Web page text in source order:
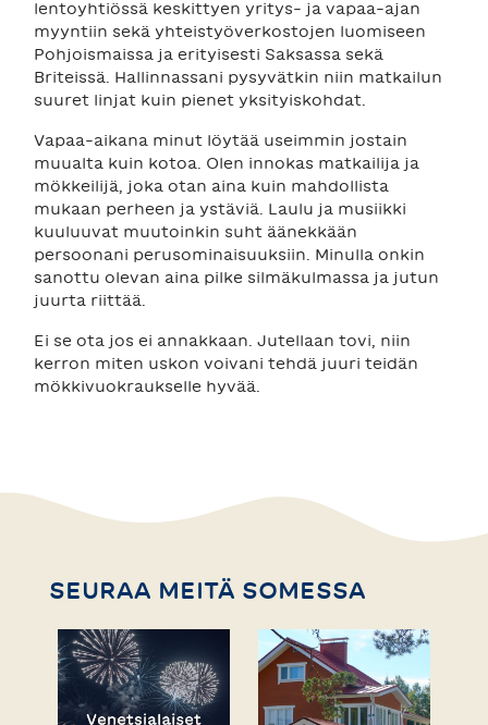
lentoyhtiössä keskittyen yritys- ja vapaa-ajan
myyntiin sekä yhteistyöverkostojen luomiseen
Pohjoismaissa ja erityisesti Saksassa sekä
Briteissä. Hallinnassani pysyvätkin niin matkailun
suuret linjat kuin pienet yksityiskohdat.
Vapaa-aikana minut löytää useimmin jostain
muualta kuin kotoa. Olen innokas matkailija ja
mökkeilijä, joka otan aina kuin mahdollista
mukaan perheen ja ystäviä. Laulu ja musiikki
kuuluuvat muutoinkin suht äänekkään
persoonani perusominaisuuksiin. Minulla onkin
sanottu olevan aina pilke silmäkulmassa ja jutun
juurta riittää.
Ei se ota jos ei annakkaan. Jutellaan tovi, niin
kerron miten uskon voivani tehdä juuri teidän
mökkivuokraukselle hyvää.
SEURAA MEITÄ SOMESSA